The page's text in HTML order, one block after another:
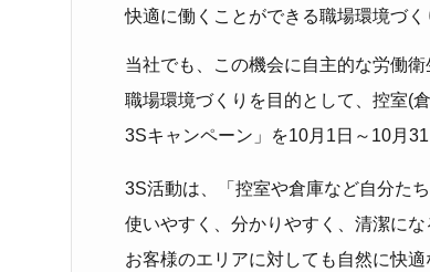
快適に働くことができる職場環境づく
当社でも、この機会に自主的な労働
職場環境づくりを目的として、控室
3Sキャンペーン」を10月1日～10月
3S活動は、「控室や倉庫など自分た
使いやすく、分かりやすく、清潔に
お客様のエリアに対しても自然に快